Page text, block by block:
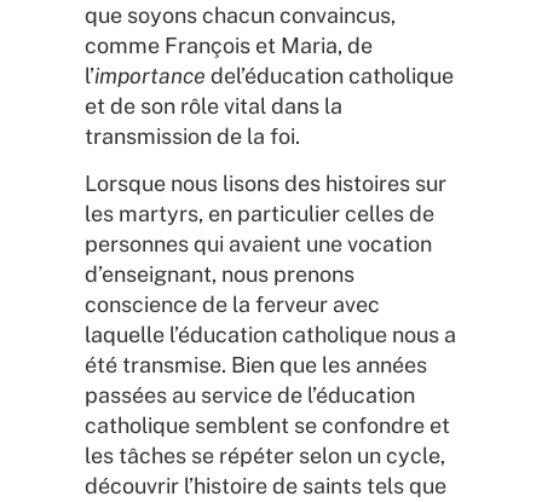
que soyons chacun convaincus,
comme François et Maria, de
l’importance del’éducation catholique
et de son rôle vital dans la
transmission de la foi.
Lorsque nous lisons des histoires sur
les martyrs, en particulier celles de
personnes qui avaient une vocation
d’enseignant, nous prenons
conscience de la ferveur avec
laquelle l’éducation catholique nous a
été transmise. Bien que les années
passées au service de l’éducation
catholique semblent se confondre et
les tâches se répéter selon un cycle,
découvrir l’histoire de saints tels que